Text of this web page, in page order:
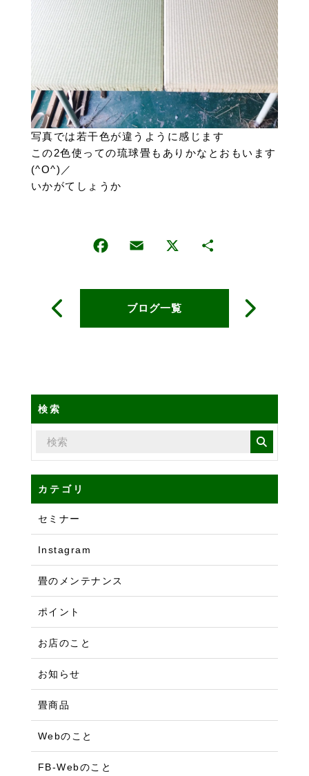
写真では若干色が違うように感じます
この2色使っての琉球畳もありかなとおもいます
(^O^)／
いかがてしょうか
ブログ一覧
検索
カテゴリ
セミナー
Instagram
畳のメンテナンス
ポイント
お店のこと
お知らせ
畳商品
Webのこと
FB-Webのこと